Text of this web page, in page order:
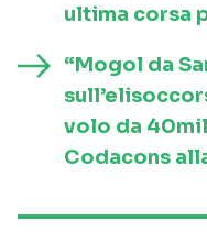
ultima corsa
“Mogol da
volo da
Codacons